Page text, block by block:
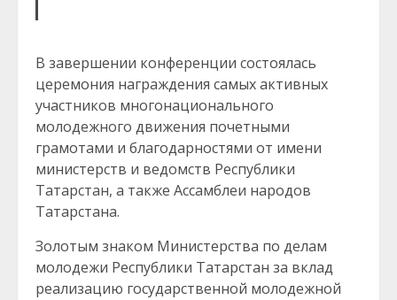
В завершении конференции состоялась
церемония награждения самых активных
участников многонационального
молодежного движения почетными
грамотами и благодарностями от имени
министерств и ведомств Республики
Татарстан, а также Ассамблеи народов
Татарстана.
Золотым знаком Министерства по делам
молодежи Республики Татарстан за вклад
реализацию государственной молодежной